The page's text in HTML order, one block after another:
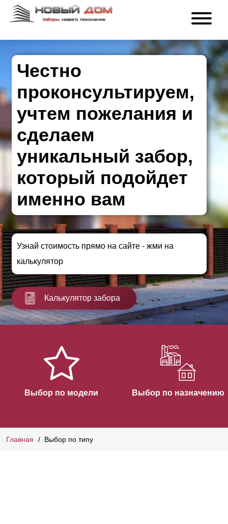
Честно
проконсультируем,
учтем пожелания и
сделаем
уникальный забор,
который подойдет
именно вам
Узнай стоимость прямо на сайте - жми на
калькулятор
Калькулятор забора
Выбор по модели Выбор по назначению
Главная Выбор по типу